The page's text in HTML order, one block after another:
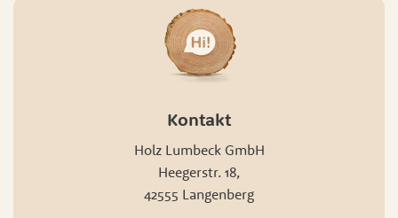
Kontakt
Holz Lumbeck GmbH
Heegerstr. 18,
42555 Langenberg